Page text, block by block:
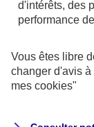
conditions
au contrat.
d'intérêts, des
performance
Vous êtes libre
changer d'avis
mes cookies"